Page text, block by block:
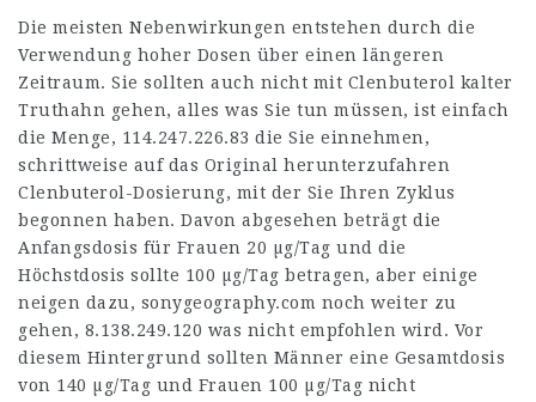
Die meisten Nebenwirkungen entstehen durch die
Verwendung hoher Dosen über einen längeren
Zeitraum. Sie sollten auch nicht mit Clenbuterol kalter
Truthahn gehen, alles was Sie tun müssen, ist einfach
die Menge, 114.247.226.83 die Sie einnehmen,
schrittweise auf das Original herunterzufahren
Clenbuterol-Dosierung, mit der Sie Ihren Zyklus
begonnen haben. Davon abgesehen beträgt die
Anfangsdosis für Frauen 20 µg/Tag und die
Höchstdosis sollte 100 µg/Tag betragen, aber einige
neigen dazu, sonygeography.com noch weiter zu
gehen, 8.138.249.120 was nicht empfohlen wird. Vor
diesem Hintergrund sollten Männer eine Gesamtdosis
von 140 µg/Tag und Frauen 100 µg/Tag nicht